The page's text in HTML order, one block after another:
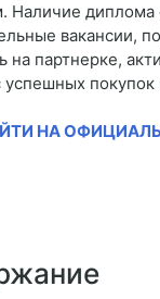
Наличие
вакансии,
на партнерке,
успешных
НА